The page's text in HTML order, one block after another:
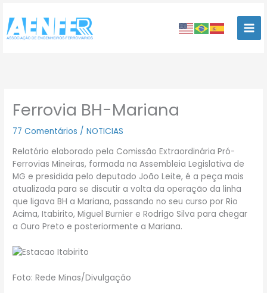
para
conteúdo
Ferrovia BH-Mariana
77 Comentários /NOTICIAS
Relatório elaborado pela Comissão Extraordinária Pró-
Ferrovias Mineiras, formada na Assembleia Legislativa de
MG e presidida pelo deputado João Leite, é a peça mais
atualizada para se discutir a volta da operação da linha
que ligava BH a Mariana, passando no seu curso por Rio
Acima, Itabirito, Miguel Burnier e Rodrigo Silva para chegar
a Ouro Preto e posteriormente a Mariana.
Foto: Rede Minas/Divulgação